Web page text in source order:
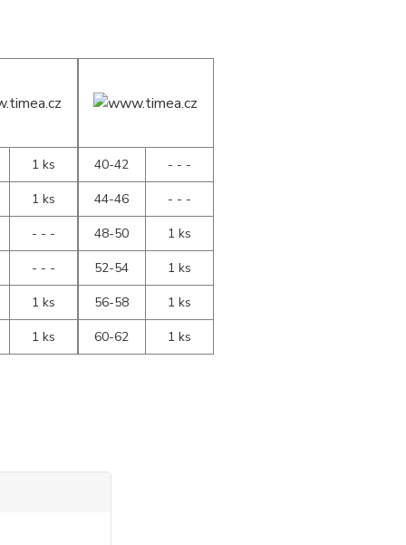
1 ks
1 ks
- - -
- - -
1 ks
1 ks
40-42
- - -
44-46
- - -
48-50
1 ks
52-54
1 ks
56-58
1 ks
60-62
1 ks